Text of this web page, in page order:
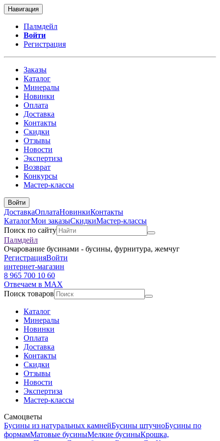
Навигация
Палмдейл
Войти
Регистрация
Заказы
Каталог
Минералы
Новинки
Оплата
Доставка
Контакты
Скидки
Отзывы
Новости
Экспертиза
Возврат
Конкурсы
Мастер-классы
Войти
ДоставкаОплатаНовинкиКонтакты
КаталогМои заказыСкидкиМастер-классы
Поиск по сайту
Палмдейл
Очарование бусинами - бусины, фурнитура, жемчуг
РегистрацияВойти
интернет-магазин
8 965 700 10 60
Отвечаем в MAX
Поиск товаров
Каталог
Минералы
Новинки
Оплата
Доставка
Контакты
Скидки
Отзывы
Новости
Экспертиза
Мастер-классы
Самоцветы
Бусины из натуральных камнейБусины штучноБусины по
формамМатовые бусиныМелкие бусиныКрошка,